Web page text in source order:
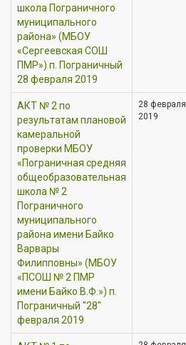
школа Пограничного
муниципального
района» (МБОУ
«Сергеевская СОШ
ПМР») п. Пограничный
28 февраля 2019
АКТ № 2 по
результатам плановой
камеральной
проверки МБОУ
«Пограничная средняя
общеобразовательная
школа № 2
Пограничного
муниципального
района имени Байко
Варвары
Филипповны» (МБОУ
«ПСОШ № 2 ПМР
имени Байко В.Ф.») п.
Пограничный "28"
февраля 2019
28 февраля
2019